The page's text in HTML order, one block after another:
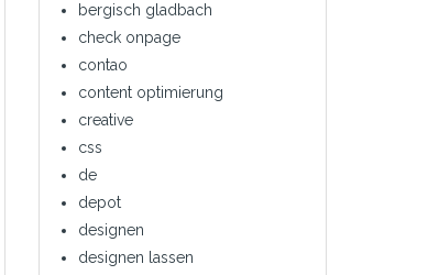
bergisch gladbach
check onpage
contao
content optimierung
creative
css
de
depot
designen
designen lassen